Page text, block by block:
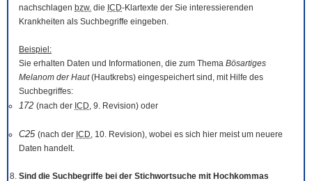
nachschlagen bzw. die ICD-Klartexte der Sie interessierenden
Krankheiten als Suchbegriffe eingeben.
Beispiel:
Sie erhalten Daten und Informationen, die zum Thema Bösartiges
Melanom der Haut(Hautkrebs) eingespeichert sind, mit Hilfe des
Suchbegriffes:
172 (nach der ICD, 9. Revision) oder
C25 (nach der ICD, 10. Revision), wobei es sich hier meist um neuere
Daten handelt.
Sind die Suchbegriffe bei der Stichwortsuche mit Hochkommas